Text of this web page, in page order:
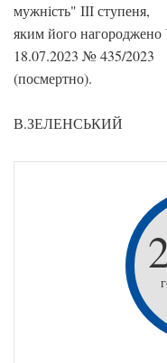
мужність" ІІІ ступеня,
яким його нагороджено
18.07.2023 № 435/2023
(посмертно).
В.ЗЕЛЕНСЬКИЙ